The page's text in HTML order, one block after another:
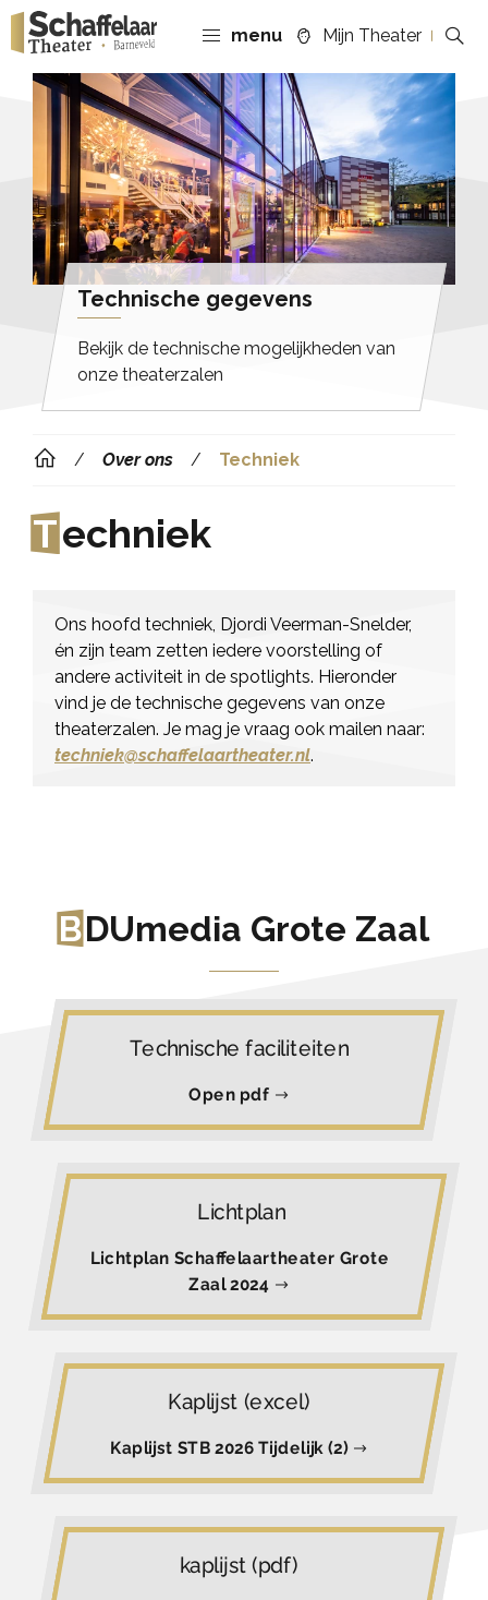
menu Mijn Theater
Technische gegevens
Bekijk de technische mogelijkheden van
onze theaterzalen
Over ons Techniek
Techniek
Ons hoofd techniek, Djordi Veerman-Snelder,
én zijn team zetten iedere voorstelling of
andere activiteit in de spotlights. Hieronder
vind je de technische gegevens van onze
theaterzalen. Je mag je vraag ook mailen naar:
techniek@schaffelaartheater.nl.
BDUmedia Grote Zaal
Technische faciliteiten
Open pdf
Lichtplan
Lichtplan Schaffelaartheater Grote
Zaal 2024
Kaplijst (excel)
Kaplijst STB 2026 Tijdelijk (2)
kaplijst (pdf)